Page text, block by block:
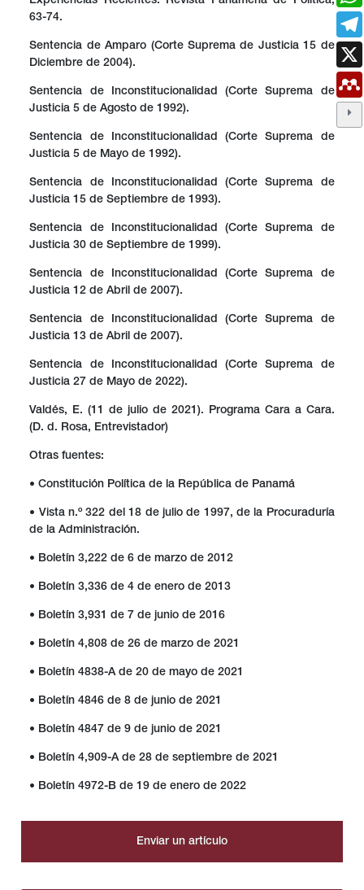
63-74.
Sentencia de Amparo (Corte Suprema de Justicia 15 de
Diciembre de 2004).
Sentencia de Inconstitucionalidad (Corte Suprema de
Justicia 5 de Agosto de 1992).
Sentencia de Inconstitucionalidad (Corte Suprema de
Justicia 5 de Mayo de 1992).
Sentencia de Inconstitucionalidad (Corte Suprema de
Justicia 15 de Septiembre de 1993).
Sentencia de Inconstitucionalidad (Corte Suprema de
Justicia 30 de Septiembre de 1999).
Sentencia de Inconstitucionalidad (Corte Suprema de
Justicia 12 de Abril de 2007).
Sentencia de Inconstitucionalidad (Corte Suprema de
Justicia 13 de Abril de 2007).
Sentencia de Inconstitucionalidad (Corte Suprema de
Justicia 27 de Mayo de 2022).
Valdés, E. (11 de julio de 2021). Programa Cara a Cara.
(D. d. Rosa, Entrevistador)
Otras fuentes:
• Constitución Política de la República de Panamá
• Vista n.º 322 del 18 de julio de 1997, de la Procuraduría
de la Administración.
• Boletín 3,222 de 6 de marzo de 2012
• Boletín 3,336 de 4 de enero de 2013
• Boletín 3,931 de 7 de junio de 2016
• Boletín 4,808 de 26 de marzo de 2021
• Boletín 4838-A de 20 de mayo de 2021
• Boletín 4846 de 8 de junio de 2021
• Boletín 4847 de 9 de junio de 2021
• Boletín 4,909-A de 28 de septiembre de 2021
• Boletín 4972-B de 19 de enero de 2022
Enviar un artículo